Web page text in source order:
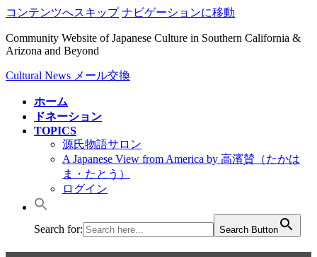
コンテンツへスキップ ナビゲーションに移動
Community Website of Japanese Culture in Southern California &
Arizona and Beyond
Cultural News メール交換
ホーム
ドネーション
TOPICS
源氏物語サロン
A Japanese View from America by 高濱賛（たかは
ま・たとう）
ログイン
Search for: Search Button